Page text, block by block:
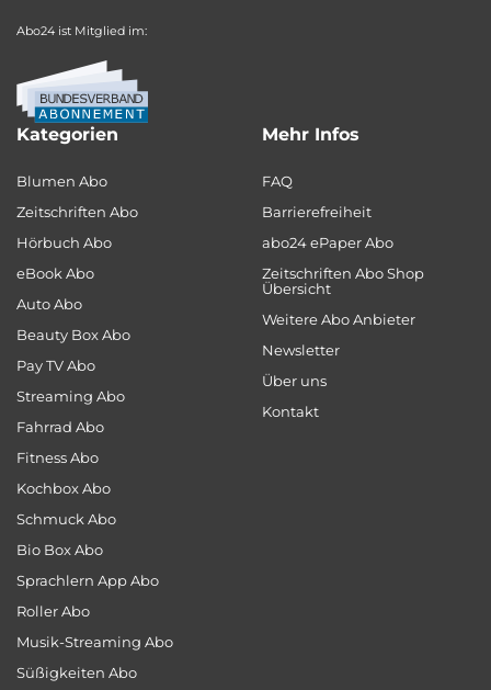
Abo24 ist Mitglied im:
Kategorien
Blumen Abo
Zeitschriften Abo
Hörbuch Abo
eBook Abo
Auto Abo
Beauty Box Abo
Pay TV Abo
Streaming Abo
Fahrrad Abo
Fitness Abo
Kochbox Abo
Schmuck Abo
Bio Box Abo
Sprachlern App Abo
Roller Abo
Musik-Streaming Abo
Süßigkeiten Abo
Mehr Infos
FAQ
Barrierefreiheit
abo24 ePaper Abo
Zeitschriften Abo Shop
Übersicht
Weitere Abo Anbieter
Newsletter
Über uns
Kontakt